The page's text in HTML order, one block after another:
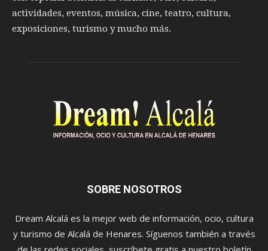
actividades, eventos, música, cine, teatro, cultura,
exposiciones, turismo y mucho más.
SOBRE NOSOTROS
Dream Alcalá es la mejor web de información, ocio, cultura
y turismo de Alcalá de Henares. Síguenos también a través